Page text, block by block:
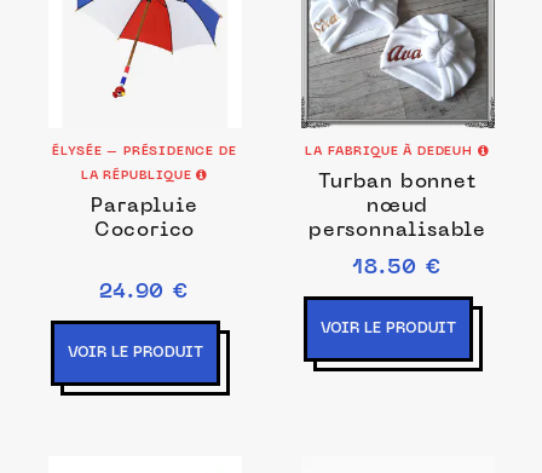
ÉLYSÉE – PRÉSIDENCE DE
LA RÉPUBLIQUE
Parapluie
Cocorico
24.90 €
VOIR LE PRODUIT
LA FABRIQUE À DEDEUH
Turban bonnet
nœud
personnalisable
18.50 €
VOIR LE PRODUIT